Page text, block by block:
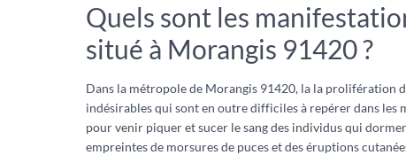
Quels sont les
situé à Morangis 91420 ?
Dans la métropole de Morangis 91420, la la prolifération
indésirables qui sont en outre difficiles à repérer dans les
pour venir piquer et sucer le sang des individus qui
empreintes de morsures de puces et des éruptions